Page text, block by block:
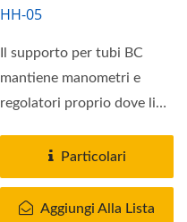
HH-05
Il supporto per tubi BC
mantiene manometri e
regolatori proprio dove li
Particolari
Aggiungi Alla Lista